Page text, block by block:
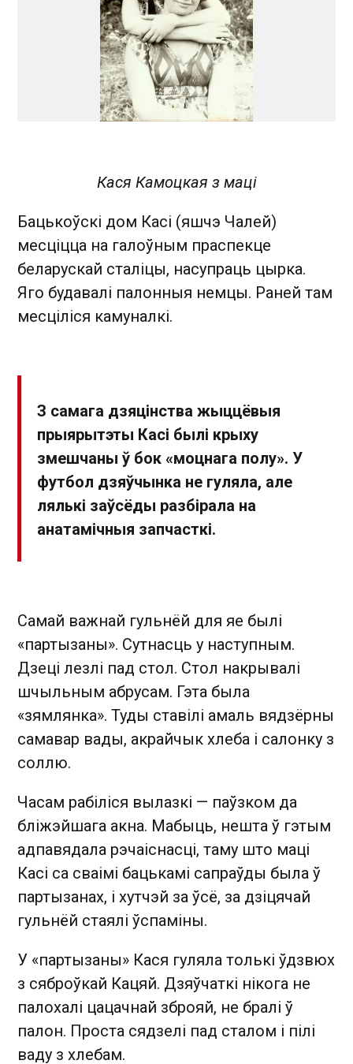
Кася Камоцкая з маці
Бацькоўскі дом Касі (яшчэ Чалей)
месціцца на галоўным праспекце
беларускай сталіцы, насупраць цырка.
Яго будавалі палонныя немцы. Раней там
месціліся камуналкі.
З самага дзяцінства жыццёвыя
прыярытэты Касі былі крыху
змешчаны ў бок «моцнага полу». У
футбол дзяўчынка не гуляла, але
лялькі заўсёды разбірала на
анатамічныя запчасткі.
Самай важнай гульнёй для яе былі
«партызаны». Сутнасць у наступным.
Дзеці лезлі пад стол. Стол накрывалі
шчыльным абрусам. Гэта была
«зямлянка». Туды ставілі амаль вядзёрны
самавар вады, акрайчык хлеба і салонку з
соллю.
Часам рабіліся вылазкі — паўзком да
бліжэйшага акна. Мабыць, нешта ў гэтым
адпавядала рэчаіснасці, таму што маці
Касі са сваімі бацькамі сапраўды была ў
партызанах, і хутчэй за ўсё, за дзіцячай
гульнёй стаялі ўспаміны.
У «партызаны» Кася гуляла толькі ўдзвюх
з сяброўкай Кацяй. Дзяўчаткі нікога не
палохалі цацачнай зброяй, не бралі ў
палон. Проста сядзелі пад сталом і пілі
ваду з хлебам.